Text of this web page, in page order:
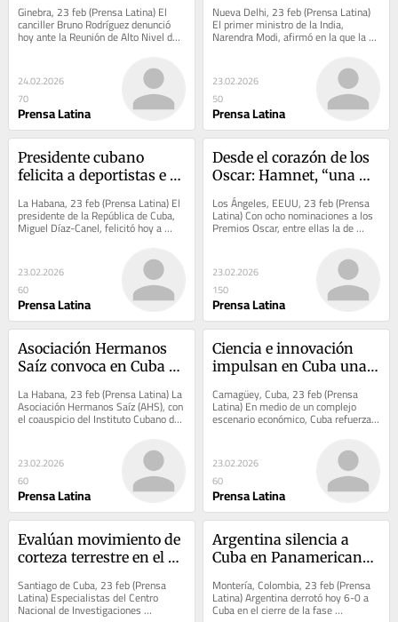
Ginebra, 23 feb (Prensa Latina) El
canciller Bruno Rodríguez denunció
hoy ante la Reunión de Alto Nivel del
Grupo de Amigos en Defensa de la
24.02.2026
70
Prensa Latina
Inteligencia Artificial
Nueva Delhi, 23 feb (Prensa Latina)
El primer ministro de la India,
Narendra Modi, afirmó en la que la
inteligencia artificial pertenece a la
23.02.2026
50
Prensa Latina
Presidente cubano
felicita a deportistas e
La Habana, 23 feb (Prensa Latina) El
presidente de la República de Cuba,
Miguel Díaz-Canel, felicitó hoy a
atletas, profesores y trabajadores
23.02.2026
60
Prensa Latina
Desde el corazón de los
Oscar: Hamnet, “una
Los Ángeles, EEUU, 23 feb (Prensa
Latina) Con ocho nominaciones a los
Premios Oscar, entre ellas la de
Mejor película, Hamnet es hoy una
23.02.2026
150
Prensa Latina
Asociación Hermanos
Saíz convoca en Cuba a
La Habana, 23 feb (Prensa Latina) La
Asociación Hermanos Saíz (AHS), con
el coauspicio del Instituto Cubano del
Libro y la Casa Editora Abril,...
23.02.2026
60
Prensa Latina
Ciencia e innovación
impulsan en Cuba una
Camagüey, Cuba, 23 feb (Prensa
Latina) En medio de un complejo
escenario económico, Cuba refuerza
hoy su apuesta por la ciencia e
23.02.2026
60
Prensa Latina
Evalúan movimiento de
corteza terrestre en el
Santiago de Cuba, 23 feb (Prensa
Latina) Especialistas del Centro
Nacional de Investigaciones
Argentina silencia a
Cuba en Panamericano
Montería, Colombia, 23 feb (Prensa
Latina) Argentina derrotó hoy 6-0 a
Cuba en el cierre de la fase